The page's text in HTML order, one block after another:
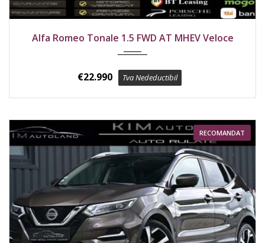
Rosso Alfa Perleffekt Metallic km
Alfa Romeo Tonale 1.5 FWD AT MHEV Veloce
€22.990 Tva Nedeductibil
RECOMANDAT